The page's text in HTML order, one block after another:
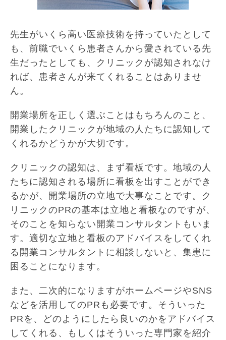
先生がいくら高い医療技術を持っていたとして
も、前職でいくら患者さんから愛されている先
生だったとしても、クリニックが認知されなけ
れば、患者さんが来てくれることはありませ
ん。
開業場所を正しく選ぶことはもちろんのこと、
開業したクリニックが地域の人たちに認知して
くれるかどうかが大切です。
クリニックの認知は、まず看板です。地域の人
たちに認知される場所に看板を出すことができ
るかが、開業場所の立地で大事なことです。ク
リニックのPRの基本は立地と看板なのですが、
そのことを知らない開業コンサルタントもいま
す。適切な立地と看板のアドバイスをしてくれ
る開業コンサルタントに相談しないと、集患に
困ることになります。
また、二次的になりますがホームページやSNS
などを活用してのPRも必要です。そういった
PRを、どのようにしたら良いのかをアドバイス
してくれる、もしくはそういった専門家を紹介